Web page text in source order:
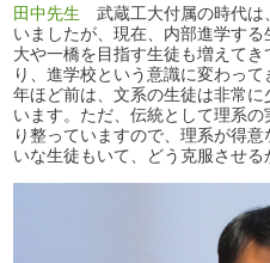
田中先生 武蔵工大付属の時代は
いましたが、現在、内部進学す
大や一橋を目指す生徒も増えて
り、進学校という意識に変わっ
年ほど前は、文系の生徒は非常に
います。ただ、伝統として理系
り整っていますので、理系が得
いな生徒もいて、どう克服させる